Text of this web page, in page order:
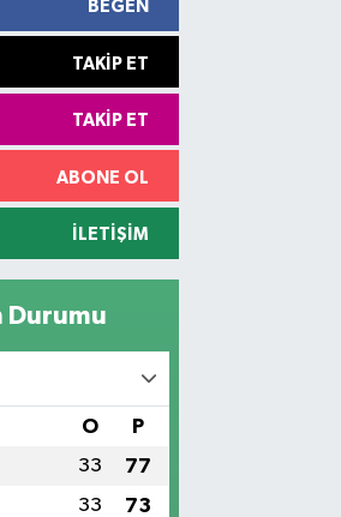
BEĞEN
TAKIP ET
TAKIP ET
ABONE OL
İLETIŞIM
Durumu
O P
33 77
33 73